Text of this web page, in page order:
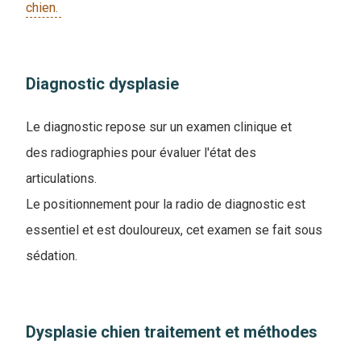
chien.
Diagnostic dysplasie
Le diagnostic repose sur un examen clinique et
des radiographies pour évaluer l'état des
articulations.
Le positionnement pour la radio de diagnostic est
essentiel et est douloureux, cet examen se fait sous
sédation.
Dysplasie chien traitement et méthodes